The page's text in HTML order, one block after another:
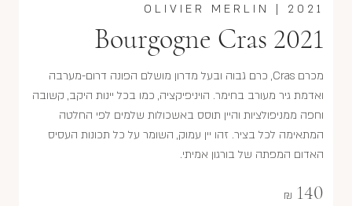
2021
|
OLIVIER MERLIN
Bourgogne Cras 2021
מכרם Cras, כרם גבוה ובעל מדרון מושלם הפונה דרום-מערבה
ואדמת גיר מעורב בחימר. הויניפיקציה, כמו בכל יינות היקב, קשובה
וחפה ממניפולציות והיין תוסס באשכולות שלמים לפי החלטה
המתאימה לכל בציר. זהו יין עמוק, השומר על כל תכונות העסיס
האדום המפתה של בורגון אמיתי.
140
₪